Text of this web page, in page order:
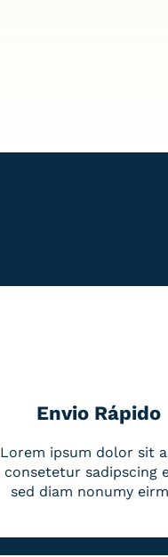
Envio Rápido
Lorem ipsum dolor sit
consetetur sadipscing
sed diam nonumy